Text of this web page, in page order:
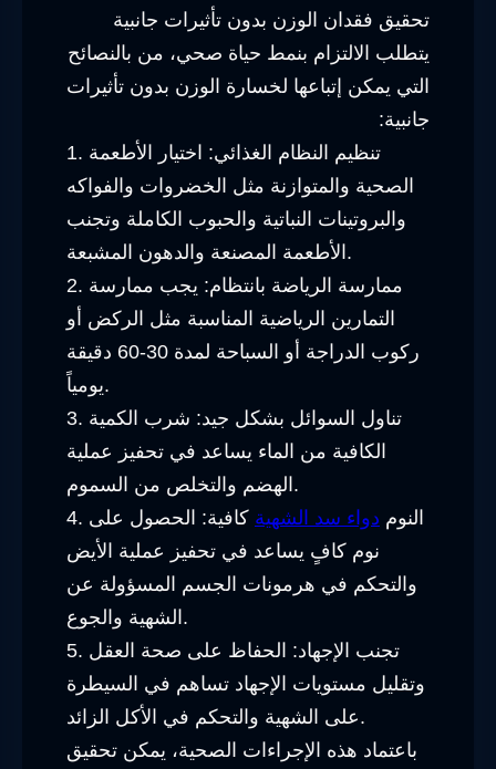
تحقيق فقدان الوزن بدون تأثيرات جانبية
يتطلب الالتزام بنمط حياة صحي، من بالنصائح
التي يمكن إتباعها لخسارة الوزن بدون تأثيرات
جانبية:
1. تنظيم النظام الغذائي: اختيار الأطعمة
الصحية والمتوازنة مثل الخضروات والفواكه
والبروتينات النباتية والحبوب الكاملة وتجنب
الأطعمة المصنعة والدهون المشبعة.
2. ممارسة الرياضة بانتظام: يجب ممارسة
التمارين الرياضية المناسبة مثل الركض أو
ركوب الدراجة أو السباحة لمدة 30-60 دقيقة
يومياً.
3. تناول السوائل بشكل جيد: شرب الكمية
الكافية من الماء يساعد في تحفيز عملية
الهضم والتخلص من السموم.
4. النوم دواء سد الشهية كافية: الحصول على
نوم كافٍ يساعد في تحفيز عملية الأيض
والتحكم في هرمونات الجسم المسؤولة عن
الشهية والجوع.
5. تجنب الإجهاد: الحفاظ على صحة العقل
وتقليل مستويات الإجهاد تساهم في السيطرة
على الشهية والتحكم في الأكل الزائد.
باعتماد هذه الإجراءات الصحية، يمكن تحقيق